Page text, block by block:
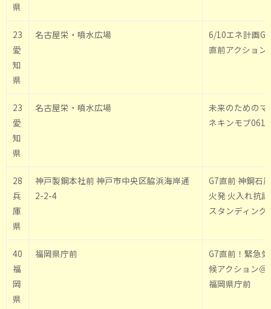
県
23
愛
知
県
名古屋栄・噴水広場
6/10エネ計画G7
直前アクション
23
愛
知
県
名古屋栄・噴水広場
未来のためのマ
ネキンモブ0610
28
兵
庫
県
神戸製鋼本社前 神戸市中央区脇浜海岸通
2-2-4
G7直前 神鋼石炭
火発 火入れ抗議
スタンディング
40
福
岡
県
福岡県庁前
G7直前！緊急気
候アクション＠
福岡県庁前